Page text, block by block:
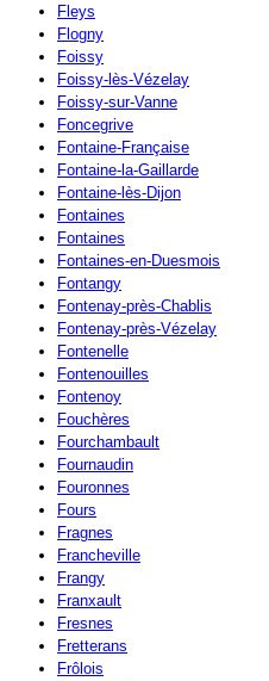
Fleys
Flogny
Foissy
Foissy-lès-Vézelay
Foissy-sur-Vanne
Foncegrive
Fontaine-Française
Fontaine-la-Gaillarde
Fontaine-lès-Dijon
Fontaines
Fontaines
Fontaines-en-Duesmois
Fontangy
Fontenay-près-Chablis
Fontenay-près-Vézelay
Fontenelle
Fontenouilles
Fontenoy
Fouchères
Fourchambault
Fournaudin
Fouronnes
Fours
Fragnes
Francheville
Frangy
Franxault
Fresnes
Fretterans
Frôlois